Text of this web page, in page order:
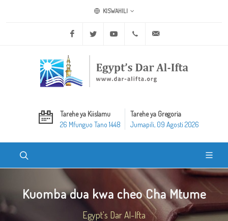
KISWAHILI
Facebook Twitter Youtube +20 2 25970400
Tarehe ya Kiislamu
26 Mfunguo Tano 1448
Tarehe ya Gregoria
Jumapili, 09 Agosti 2026
Kuomba dua kwa cheo Cha Mtume
Egypt's Dar Al-Ifta